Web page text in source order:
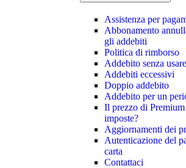
Assistenza per
Abbonamento
gli addebiti
Politica di rimborso
Addebito senza
Addebiti eccessivi
Doppio addebito
Addebito per un
Il prezzo di
imposte?
Aggiornamenti dei
Autenticazione del
carta
Contattaci